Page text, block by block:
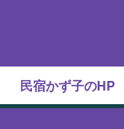
民宿かず子のHP